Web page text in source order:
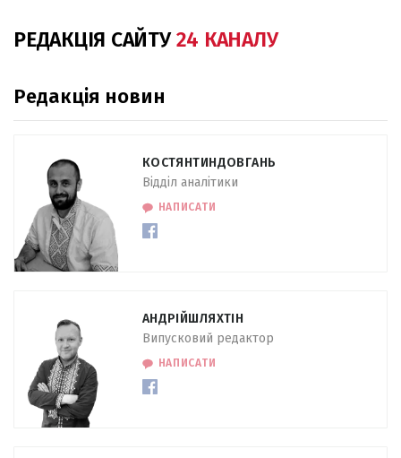
РЕДАКЦІЯ САЙТУ 24 КАНАЛУ
Редакція новин
КОСТЯНТИНДОВГАНЬ
Відділ аналітики
НАПИСАТИ
АНДРІЙШЛЯХТІН
Випусковий редактор
НАПИСАТИ